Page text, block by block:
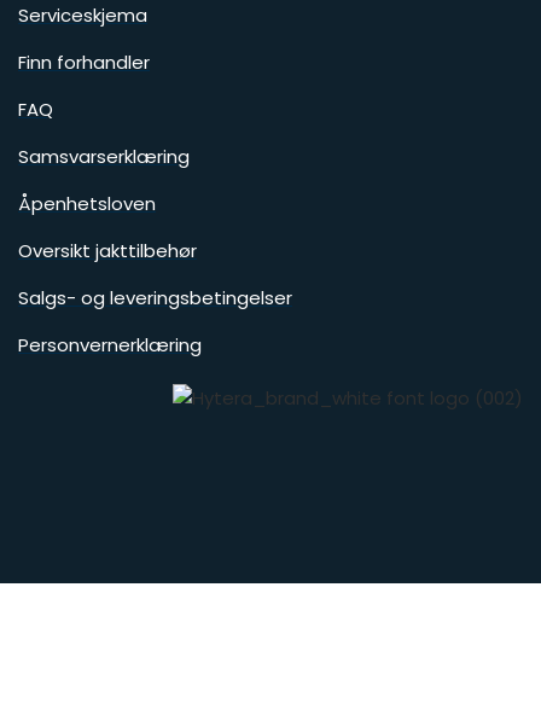
Serviceskjema
Finn forhandler
FAQ
Samsvarserklæring
Åpenhetsloven
Oversikt jakttilbehør
Salgs- og leveringsbetingelser
Personvernerklæring